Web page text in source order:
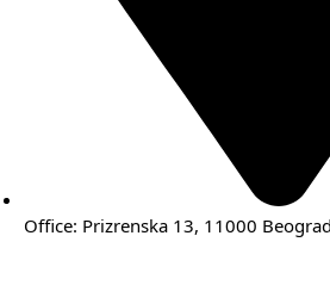
Office: Prizrenska 13, 11000 Beograd